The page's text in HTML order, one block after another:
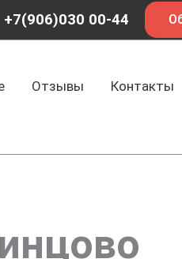
+7(906)030 00-44
Отзывы Контакты